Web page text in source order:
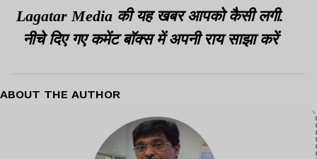
Lagatar Media की यह खबर आपको कैसी लगी.
नीचे दिए गए कमेंट बॉक्स में अपनी राय साझा करें
ABOUT THE AUTHOR